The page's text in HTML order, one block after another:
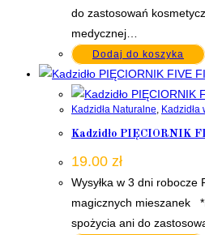
do zastosowań
medycznej…
Dodaj do koszyka
Kadzidła Naturalne Kadzidła
Kadzidło PIĘCIORNIK
19.00 zł
Wysyłka w 3 dni robocze
magicznych mieszanek
spożycia ani do